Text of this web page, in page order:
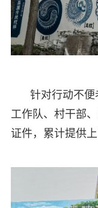
针对行动不
工作队、村干部
证件，累计提供